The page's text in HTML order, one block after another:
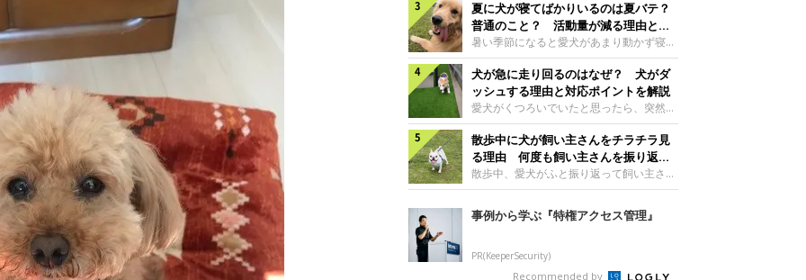
クーンと鳴く理由や鼻鳴らしの背景、見極
め方と対応のポイントなどについて、いぬ
のきもち獣医師相談室の原 駿太朗先生に
伺いました。クーンと鳴くのはどんな気持
ち？いぬのきもち投稿写真ギャラリー犬が
クーンと小さく鳴くときは、何らかの感情
を伝えようとしている場合があると考えら
れています。大
の気配を察すると涼しい部屋から出ようと
しない』など散歩に行きたがらないコもい
るようです。愛犬の運動をさせてあげたい
のに、散歩に行きたがらない。このような
場合はどう対応すればよいのでしょうか？
「愛犬が夏に散歩に行きたがらない場合の
対応」について、いぬのきもち獣医師相談
室の白山さとこ先生に聞きました。Q.夏に
犬の散歩に行くときの注意点は？ いぬの
きもち投稿写真ギャラリーーー夏に愛犬と
散歩に行くときは、どのようなことに注意
をするとよい
夏に犬が寝てばかりいるのは夏バテ？
普通のこと？ 活動量が減る理由と対
策とは
暑い季節になると愛犬があまり動かず寝て
ばかりだと感じる飼い主さんはいません
か？その様子に、愛犬が夏バテで疲れてい
るのか、元気がないのかなど不安に感じる
方もいるのではないかと思います。 で
は、犬が寝てばかりいるときに対処が必要
かを見極める方法はあるのでしょうか？
「犬の活動量が夏に減る理由と対策」につ
いて、いぬのきもち獣医師相談室の山口み
き先生に話を聞きました。Q. 夏に犬の活
真ギャラリーーー夏に愛犬の活動量が減る
としてどのようなこ
犬が急に走り回るのはなぜ？ 犬がダ
ッシュする理由と対応ポイントを解説
愛犬がくつろいでいたと思ったら、突然部
屋の中を走り回り始める――そんな様子に
驚いたことはありませんか？ 急な動きに
「何が起きているの？」と戸惑う飼い主さ
んも多いでしょう。落ち着いていたはずな
のに、急にスイッチが入ったように見える
と不安になることもあります。今回は、犬
が急に走り回る理由や見極め方などについ
先生に伺いました。犬が急に走り回るのは
よくある行動？いぬのきもち投稿写真ギャ
散歩中に犬が飼い主さんをチラチラ見
る理由 何度も飼い主さんを振り返る
のはなぜ？
散歩中、愛犬がふと振り返って飼い主さん
の様子を確認する…そんな場面に心当たり
はありませんか？ 何度もチラチラ見られ
ると、「何か気になることがあるの？」
ことがあるかもしれません。愛犬が歩きな
がら飼い主さんを振り返るしぐさには、ど
事例から学ぶ『特権アクセス管理』
PR(KeeperSecurity)
Recommended by